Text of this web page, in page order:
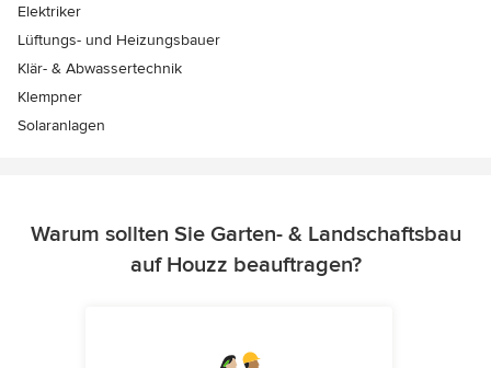
Elektriker
Lüftungs- und Heizungsbauer
Klär- & Abwassertechnik
Klempner
Solaranlagen
Warum sollten Sie Garten- & Landschaftsbau
auf Houzz beauftragen?